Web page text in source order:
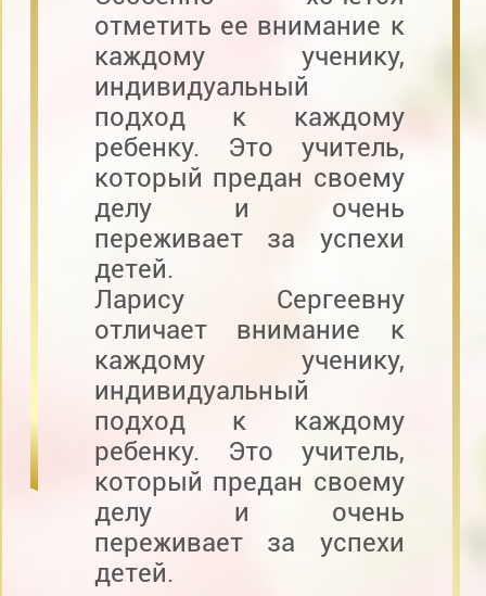
отметить ее внимание к
каждому ученику,
индивидуальный
подход к каждому
ребенку. Это учитель,
который предан своему
делу и очень
переживает за успехи
детей.
Ларису Сергеевну
отличает внимание к
каждому ученику,
индивидуальный
подход к каждому
ребенку. Это учитель,
который предан своему
делу и очень
переживает за успехи
детей.